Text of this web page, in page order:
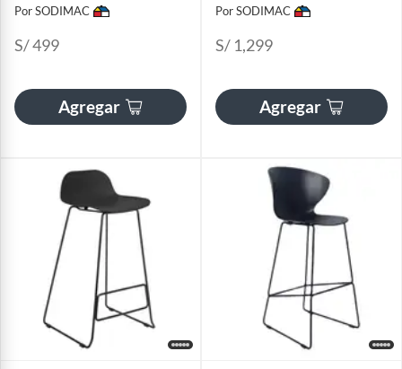
Por SODIMAC
S/ 499
Agregar
Por SODIMAC
S/ 1,299
Agregar